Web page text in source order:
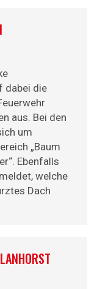
dabei die
aus. Bei den
um
„Baum
Ebenfalls
welche
Dach